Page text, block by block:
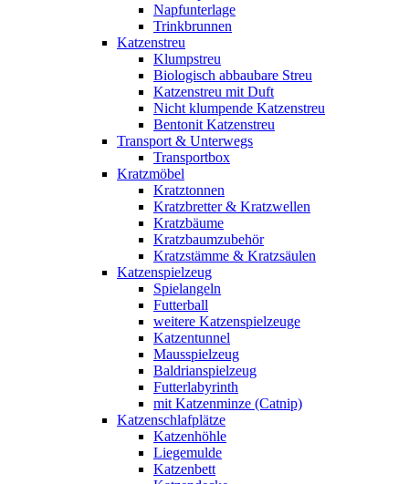
Napfunterlage
Trinkbrunnen
Katzenstreu
Klumpstreu
Biologisch abbaubare Streu
Katzenstreu mit Duft
Nicht klumpende Katzenstreu
Bentonit Katzenstreu
Transport & Unterwegs
Transportbox
Kratzmöbel
Kratztonnen
Kratzbretter & Kratzwellen
Kratzbäume
Kratzbaumzubehör
Kratzstämme & Kratzsäulen
Katzenspielzeug
Spielangeln
Futterball
weitere Katzenspielzeuge
Katzentunnel
Mausspielzeug
Baldrianspielzeug
Futterlabyrinth
mit Katzenminze (Catnip)
Katzenschlafplätze
Katzenhöhle
Liegemulde
Katzenbett